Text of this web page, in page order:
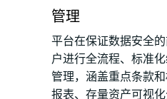
管理
平台在保证数据安全
户进行全流程、标准
管理，涵盖重点条款
报表、存量资产可视化